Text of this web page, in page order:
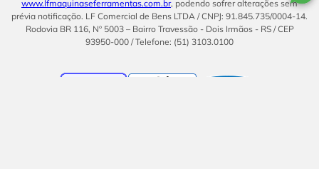
www.lfmaquinaseferramentas.com.br, podendo sofrer alterações sem
prévia notificação. LF Comercial de Bens LTDA / CNPJ: 91.845.735/0004-14.
Rodovia BR 116, Nº 5003 – Bairro Travessão - Dois Irmãos - RS / CEP
93950-000 / Telefone: (51) 3103.0100